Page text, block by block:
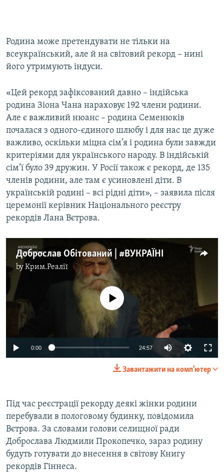
Родина може претендувати не тільки на
всеукраїнський, але й на світовий рекорд – нині
його утримують індуси.
«Цей рекорд зафіксований давно – індійська
родина Зіона Чана нараховує 192 члени родини.
Але є важливий нюанс – родина Семенюків
почалася з одного-єдиного шлюбу і для нас це дуже
важливо, оскільки міцна сім’я і родина були завжди
критеріями для українського народу. В індійській
сім’ї було 39 дружин. У Росії також є рекорд, де 135
членів родини, але там є усиновлені діти. В
українській родині – всі рідні діти», – заявила після
церемонії керівник Національного реєстру
рекордів Лана Вєтрова.
Доброслав Обітований | #ВУКРАЇНІ
byКрим.Реалії
No media source currently available
0:00 24:57
Завантажити на комп'ютер
Під час реєстрації рекорду деякі жінки родини
перебували в пологовому будинку, повідомила
Вєтрова. За словами голови селищної ради
Доброслава Людмили Прокопечко, зараз родину
будуть готувати до внесення в світову Книгу
рекордів Гіннеса.